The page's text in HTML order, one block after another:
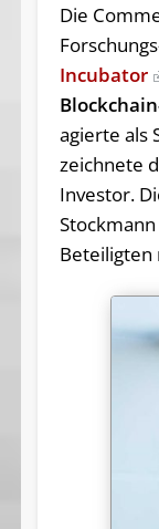
Die
Incubator
agierte als
zeichnete
Investor.
Beteiligten